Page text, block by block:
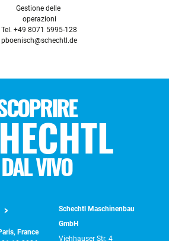
Gestione delle
operazioni
pboenisch@schechtl.de
DAL VIVO
France
Schechtl Maschinenbau
GmbH
Viehhauser Str. 4